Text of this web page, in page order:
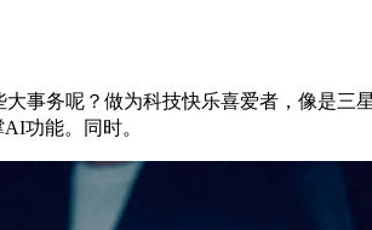
务呢？做为科技快乐喜爱者，像是三
功能。同时。